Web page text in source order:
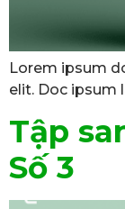
Lorem ipsum
elit. Doc ipsum
Tập
Số 3